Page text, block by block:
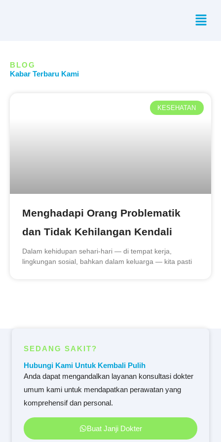
Menu
BLOG
Kabar Terbaru Kami
KESEHATAN
Menghadapi Orang Problematik
dan Tidak Kehilangan Kendali
Dalam kehidupan sehari-hari — di tempat kerja,
lingkungan sosial, bahkan dalam keluarga — kita pasti
SEDANG SAKIT?
Hubungi Kami Untuk Kembali Pulih
Anda dapat mengandalkan layanan konsultasi dokter
umum kami untuk mendapatkan perawatan yang
komprehensif dan personal.
Buat Janji Dokter